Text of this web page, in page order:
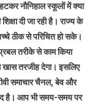
नौनिहाल स्कूलों में क्या
दी जा रही है। राज्य के
ठीक से परिचित हो सके।
तरीके से काम किया
खास तरजीह देगा। इसलिए
समाचार चैनल, बेव और
है। आप भी समय-समय पर